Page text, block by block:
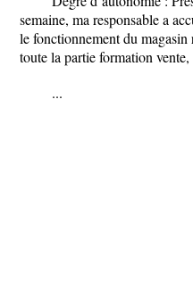
semaine, ma responsable a
le fonctionnement du magasin
toute la partie formation vente,
...